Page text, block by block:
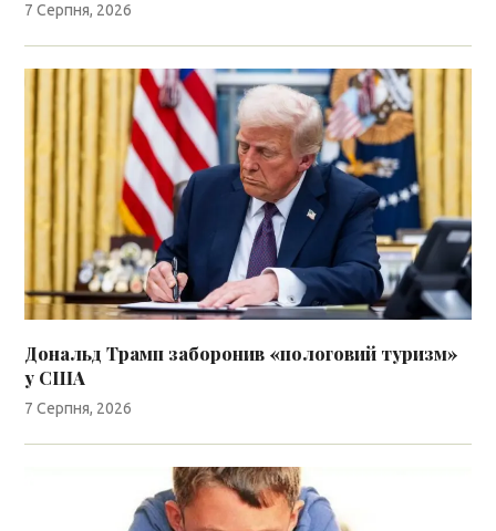
7 Серпня, 2026
Дональд Трамп заборонив «пологовий туризм»
у США
7 Серпня, 2026